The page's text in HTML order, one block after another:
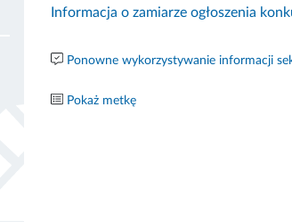
Informacja o zamiarze ogłoszenia
Ponowne wykorzystywanie informacji
Pokaż metkę